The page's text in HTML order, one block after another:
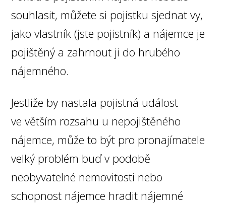
souhlasit, můžete si pojistku sjednat vy,
jako vlastník (jste pojistník) a nájemce je
pojištěný a zahrnout ji do hrubého
nájemného.
Jestliže by nastala pojistná událost
ve větším rozsahu u nepojištěného
nájemce, může to být pro pronajímatele
velký problém buď v podobě
neobyvatelné nemovitosti nebo
schopnost nájemce hradit nájemné